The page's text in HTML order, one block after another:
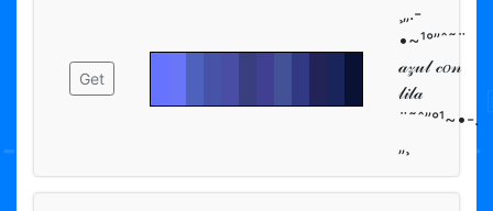
Get
¸„.-
•~¹°”ˆ˜¨
𝒶𝓏𝓊𝓁 𝒸𝑜𝓃
𝓁𝒾𝓁𝒶
¨˜ˆ”°¹~•-.
„¸